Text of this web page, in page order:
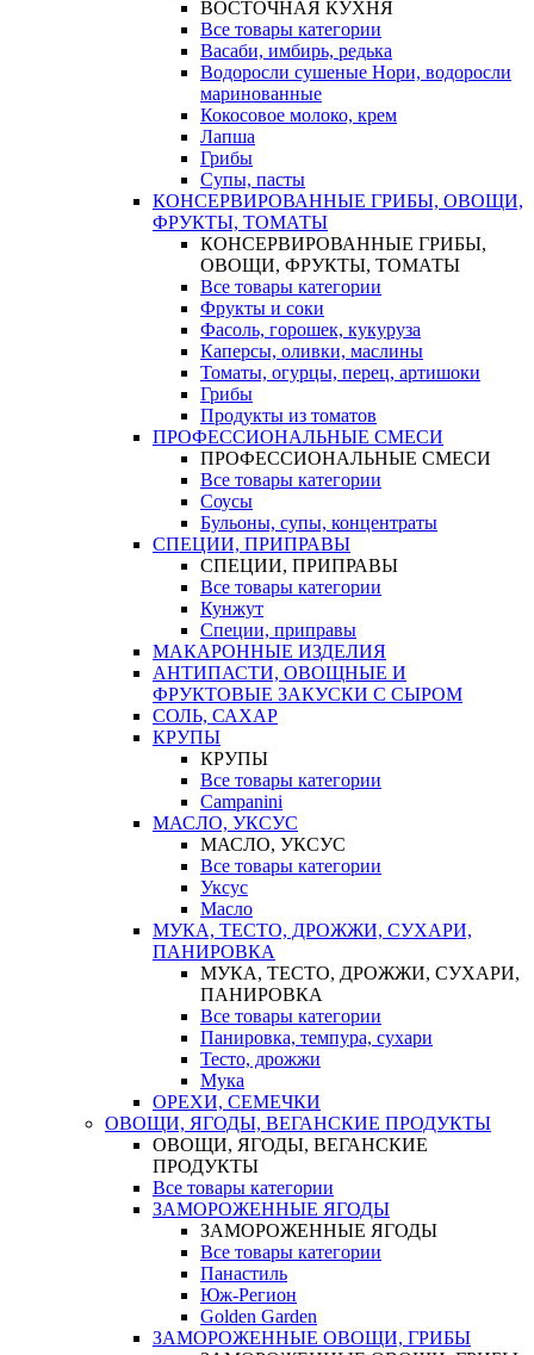
ВОСТОЧНАЯ КУХНЯ
Все товары категории
Васаби, имбирь, редька
Водоросли сушеные Нори, водоросли
маринованные
Кокосовое молоко, крем
Лапша
Грибы
Супы, пасты
КОНСЕРВИРОВАННЫЕ ГРИБЫ, ОВОЩИ,
ФРУКТЫ, ТОМАТЫ
КОНСЕРВИРОВАННЫЕ ГРИБЫ,
ОВОЩИ, ФРУКТЫ, ТОМАТЫ
Все товары категории
Фрукты и соки
Фасоль, горошек, кукуруза
Каперсы, оливки, маслины
Томаты, огурцы, перец, артишоки
Грибы
Продукты из томатов
ПРОФЕССИОНАЛЬНЫЕ СМЕСИ
ПРОФЕССИОНАЛЬНЫЕ СМЕСИ
Все товары категории
Соусы
Бульоны, супы, концентраты
СПЕЦИИ, ПРИПРАВЫ
СПЕЦИИ, ПРИПРАВЫ
Все товары категории
Кунжут
Специи, приправы
МАКАРОННЫЕ ИЗДЕЛИЯ
АНТИПАСТИ, ОВОЩНЫЕ И
ФРУКТОВЫЕ ЗАКУСКИ С СЫРОМ
СОЛЬ, САХАР
КРУПЫ
КРУПЫ
Все товары категории
Campanini
МАСЛО, УКСУС
МАСЛО, УКСУС
Все товары категории
Уксус
Масло
МУКА, ТЕСТО, ДРОЖЖИ, СУХАРИ,
ПАНИРОВКА
МУКА, ТЕСТО, ДРОЖЖИ, СУХАРИ,
ПАНИРОВКА
Все товары категории
Панировка, темпура, сухари
Тесто, дрожжи
Мука
ОРЕХИ, СЕМЕЧКИ
ОВОЩИ, ЯГОДЫ, ВЕГАНСКИЕ ПРОДУКТЫ
ОВОЩИ, ЯГОДЫ, ВЕГАНСКИЕ
ПРОДУКТЫ
Все товары категории
ЗАМОРОЖЕННЫЕ ЯГОДЫ
ЗАМОРОЖЕННЫЕ ЯГОДЫ
Все товары категории
Панастиль
Юж-Регион
Golden Garden
ЗАМОРОЖЕННЫЕ ОВОЩИ, ГРИБЫ